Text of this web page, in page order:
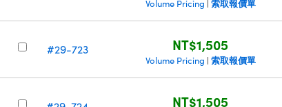
Volume Pricing | 索取報價單
#29-723 NT$1,505
Volume Pricing | 索取報價單
NT$1,505